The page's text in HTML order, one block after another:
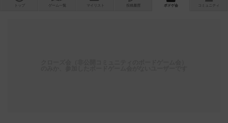
トップ ゲーム一覧 マイリスト 投稿履歴 ボ ドゲ会 コミュニティ